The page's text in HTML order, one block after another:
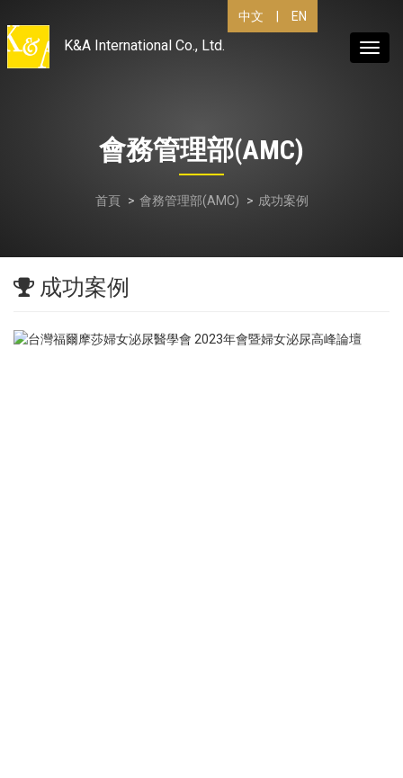
中文 EN
K&A International Co., Ltd.
會務管理部(AMC)
首頁 會務管理部(AMC) 成功案例
成功案例